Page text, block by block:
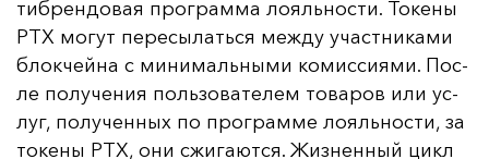
тиб­рен­до­вая прог­рам­ма ло­яль­нос­ти. То­ке­ны
PTX мо­гут пе­ре­сы­лать­ся меж­ду учас­тни­ка­ми
блок­чей­на с ми­ни­маль­ны­ми ко­мис­си­ями. Пос­
ле по­лу­че­ния поль­зо­ва­те­лем то­ва­ров или ус­
луг, по­лу­чен­ных по прог­рам­ме ло­яль­нос­ти, за
то­ке­ны PTX, они сжи­га­ют­ся. Жиз­нен­ный цикл